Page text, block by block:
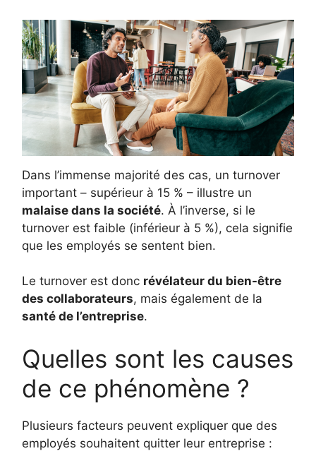
Dans l’immense majorité des cas, un turnover
important – supérieur à 15 % – illustre un
malaise dans la société. À l’inverse, si le
turnover est faible (inférieur à 5 %), cela signifie
que les employés se sentent bien.
Le turnover est donc révélateur du bien-être
des collaborateurs, mais également de la
santé de l’entreprise.
Quelles sont les causes
de ce phénomène ?
Plusieurs facteurs peuvent expliquer que des
employés souhaitent quitter leur entreprise :